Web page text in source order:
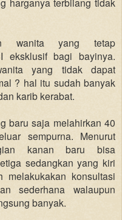
wanita yang tetap
eksklusif bagi bayinya.
yang tidak dapat
? hal itu sudah banyak
karib kerabat.
baru saja melahirkan 40
sempurna. Menurut
kanan baru bisa
sedangkan yang kiri
konsultasi
sederhana walaupun
banyak.